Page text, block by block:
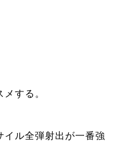
する。
イル全弾射出が一番強